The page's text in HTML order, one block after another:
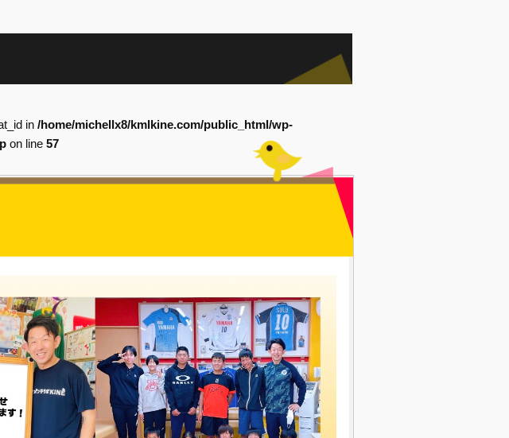
in /home/michellx8/kmlkine.com/public_html/wp-
on line 57